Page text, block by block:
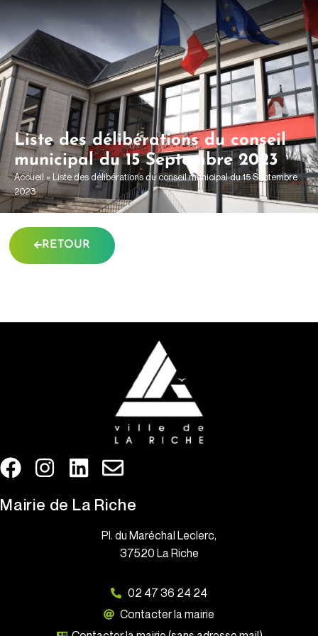
Liste des délibérations du conseil
municipal du 15 Septembre 2023
Accueil » Liste des délibérations du conseil municipal du 15 Septembre
2023
RETOUR
Mairie de La Riche
Pl. du Maréchal Leclerc,
37520 La Riche
02 47 36 24 24
Contacter la mairie